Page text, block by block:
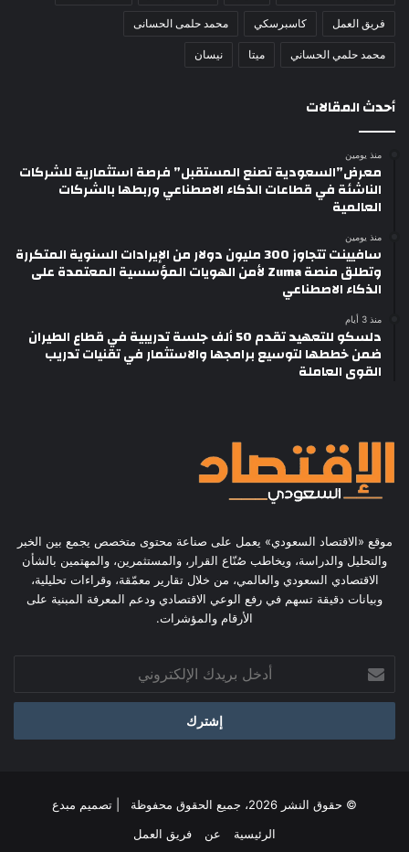
فريق العمل كاسبرسكي محمد حلمى الحسانى
محمد حلمي الحساني ميتا نيسان
أحدث المقالات
منذ يومين
معرض”السعودية تصنع المستقبل” فرصة استثمارية للشركات
الناشئة في قطاعات الذكاء الاصطناعي وربطها بالشركات
العالمية
منذ يومين
سافيينت تتجاوز 300 مليون دولار من الإيرادات السنوية المتكررة
وتطلق منصة Zuma لأمن الهويات المؤسسية المعتمدة على
الذكاء الاصطناعي
منذ 3 أيام
دلسكو للتعهيد تقدم 50 ألف جلسة تدريبية في قطاع الطيران
ضمن خططها لتوسيع برامجها والاستثمار في تقنيات تدريب
القوى العاملة
موقع «الاقتصاد السعودي» يعمل على صناعة محتوى متخصص يجمع بين الخبر
والتحليل والدراسة، ويخاطب صُنّاع القرار، والمستثمرين، والمهتمين بالشأن
الاقتصادي السعودي والعالمي، من خلال تقارير معمّقة، وقراءات تحليلية،
وبيانات دقيقة تسهم في رفع الوعي الاقتصادي ودعم المعرفة المبنية على
الأرقام والمؤشرات.
بريدك
الإلكتروني
© حقوق النشر 2026، جميع الحقوق محفوظة | تصميم
مبدع
الرئيسية
عن فريق العمل